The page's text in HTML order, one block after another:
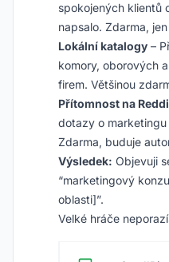
spokojených klientů
napsalo. Zdarma,
Lokální katalogy –
komory, oborových
firem. Většinou
Přítomnost na
dotazy o
Zdarma, buduje
Výsledek: Objevuji
“marketingový
oblasti]”.
Velké hráče